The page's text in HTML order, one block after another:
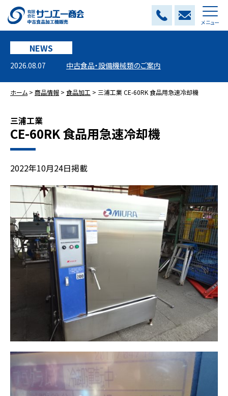
メニュー
NEWS
2026.08.07 中古食品・設備機械類のご案内
ホーム > 商品情報 > 食品加工 > 三浦工業 CE-60RK 食品用急速冷却機
三浦工業
CE-60RK 食品用急速冷却機
2022年10月24日掲載